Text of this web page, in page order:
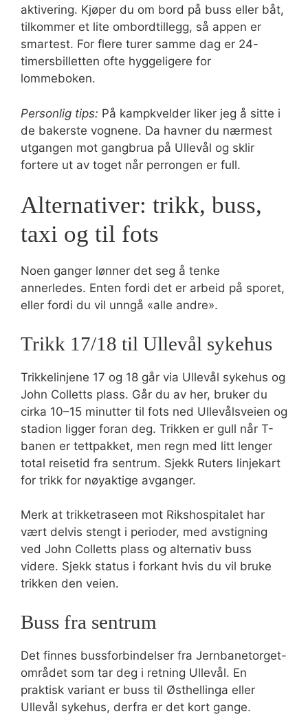
aktivering. Kjøper du om bord på buss eller båt,
tilkommer et lite ombordtillegg, så appen er
smartest. For flere turer samme dag er 24-
timersbilletten ofte hyggeligere for
lommeboken.
Personlig tips: På kampkvelder liker jeg å sitte i
de bakerste vognene. Da havner du nærmest
utgangen mot gangbrua på Ullevål og sklir
fortere ut av toget når perrongen er full.
Alternativer: trikk, buss,
taxi og til fots
Noen ganger lønner det seg å tenke
annerledes. Enten fordi det er arbeid på sporet,
eller fordi du vil unngå «alle andre».
Trikk 17/18 til Ullevål sykehus
Trikkelinjene 17 og 18 går via Ullevål sykehus og
John Colletts plass. Går du av her, bruker du
cirka 10–15 minutter til fots ned Ullevålsveien og
stadion ligger foran deg. Trikken er gull når T-
banen er tettpakket, men regn med litt lenger
total reisetid fra sentrum. Sjekk Ruters linjekart
for trikk for nøyaktige avganger.
Merk at trikketraseen mot Rikshospitalet har
vært delvis stengt i perioder, med avstigning
ved John Colletts plass og alternativ buss
videre. Sjekk status i forkant hvis du vil bruke
trikken den veien.
Buss fra sentrum
Det finnes bussforbindelser fra Jernbanetorget-
området som tar deg i retning Ullevål. En
praktisk variant er buss til Østhellinga eller
Ullevål sykehus, derfra er det kort gange.